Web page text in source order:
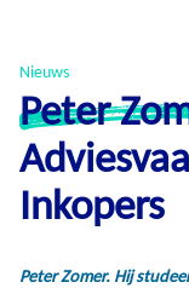
Nieuws
Peter
Inkopers
Peter Zomer. Hij